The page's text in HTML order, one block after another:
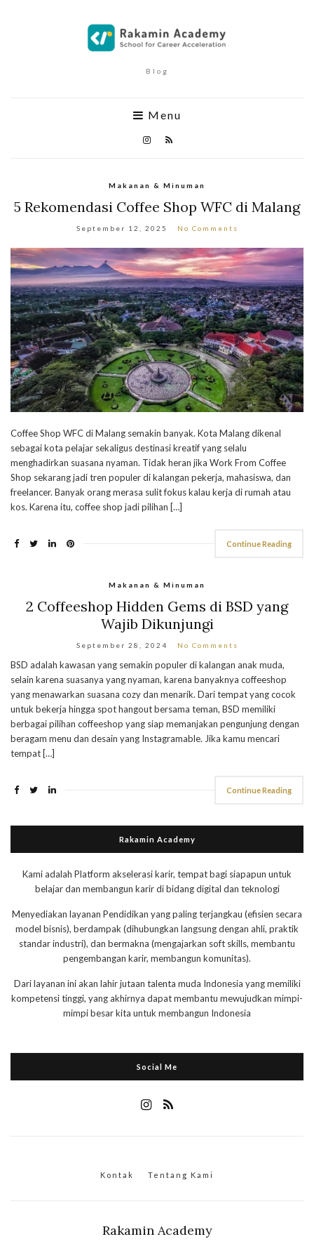
Blog
Menu
Makanan & Minuman
5 Rekomendasi Coffee Shop WFC di Malang
September 12, 2025 No Comments
Coffee Shop WFC di Malang semakin banyak. Kota Malang dikenal
sebagai kota pelajar sekaligus destinasi kreatif yang selalu
menghadirkan suasana nyaman. Tidak heran jika Work From Coffee
Shop sekarang jadi tren populer di kalangan pekerja, mahasiswa, dan
freelancer. Banyak orang merasa sulit fokus kalau kerja di rumah atau
kos. Karena itu, coffee shop jadi pilihan […]
Continue Reading
Makanan & Minuman
2 Coffeeshop Hidden Gems di BSD yang
Wajib Dikunjungi
September 28, 2024 No Comments
BSD adalah kawasan yang semakin populer di kalangan anak muda,
selain karena suasanya yang nyaman, karena banyaknya coffeeshop
yang menawarkan suasana cozy dan menarik. Dari tempat yang cocok
untuk bekerja hingga spot hangout bersama teman, BSD memiliki
berbagai pilihan coffeeshop yang siap memanjakan pengunjung dengan
beragam menu dan desain yang Instagramable. Jika kamu mencari
tempat […]
Continue Reading
Rakamin Academy
Kami adalah Platform akselerasi karir, tempat bagi siapapun untuk
belajar dan membangun karir di bidang digital dan teknologi
Menyediakan layanan Pendidikan yang paling terjangkau (efisien secara
model bisnis), berdampak (dihubungkan langsung dengan ahli, praktik
standar industri), dan bermakna (mengajarkan soft skills, membantu
pengembangan karir, membangun komunitas).
Dari layanan ini akan lahir jutaan talenta muda Indonesia yang memiliki
kompetensi tinggi, yang akhirnya dapat membantu mewujudkan mimpi-
mimpi besar kita untuk membangun Indonesia
Social Me
Kontak Tentang Kami
Rakamin Academy